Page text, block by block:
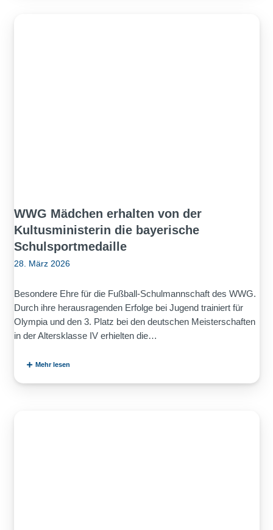
WWG Mädchen erhalten von der
Kultusministerin die bayerische
Schulsportmedaille
28. März 2026
Besondere Ehre für die Fußball-Schulmannschaft des WWG.
Durch ihre herausragenden Erfolge bei Jugend trainiert für
Olympia und den 3. Platz bei den deutschen Meisterschaften
in der Altersklasse IV erhielten die…
Mehr lesen